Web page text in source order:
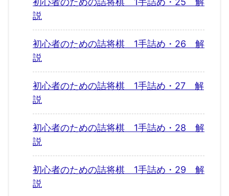
説
初心者のための詰将棋 1手詰め・26 解
説
初心者のための詰将棋 1手詰め・27 解
説
初心者のための詰将棋 1手詰め・28 解
説
初心者のための詰将棋 1手詰め・29 解
説